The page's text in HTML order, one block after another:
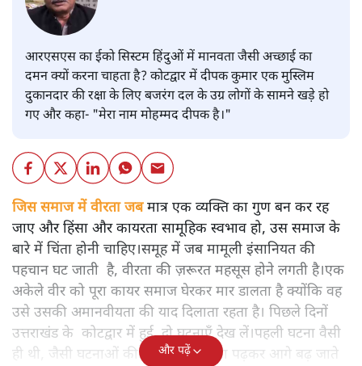
आरएसएस का ईको सिस्टम हिंदुओं में मानवता जैसी अच्छाई का
दमन क्यों करना चाहता है? कोटद्वार में दीपक कुमार एक मुस्लिम
दुकानदार की रक्षा के लिए बजरंग दल के उग्र लोगों के सामने खड़े हो
गए और कहा- "मेरा नाम मोहम्मद दीपक है।"
जिस समाज में वीरता जबमात्र एक व्यक्ति का गुण बन कर रह
जाए और हिंसा और कायरता सामूहिक स्वभाव हो, उस समाज के
बारे में चिंता होनी चाहिए।समूह में जब मामूली इंसानियत की
पहचान घट जाती है, वीरता की ज़रूरत महसूस होने लगती है।एक
अकेले वीर को पूरा कायर समाज घेरकर मार डालता है क्योंकि वह
उसे उसकी अमानवीयता की याद दिलाता रहता है। पिछले दिनों
उत्तराखंड के कोटद्वार में हुई दो घटनाएँ देख लें।पहली घटना वैसी
ही थी, जैसी घटनाओं की खबर हम रोज़ाना पढ़कर आगे बढ़ जाते
और पढ़ें